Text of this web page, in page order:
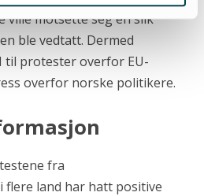
ville motsette seg en slik
ble vedtatt. Dermed
til protester overfor EU-
overfor norske politikere.
fra
land har hatt positive